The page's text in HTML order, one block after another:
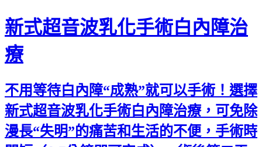
新式超音波乳化手術白內障治
療
不用等待白內障“成熟”就可以手術！選擇
新式超音波乳化手術白內障治療，可免除
漫長“失明”的痛苦和生活的不便，手術時